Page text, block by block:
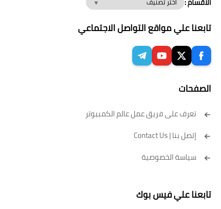
تابعنا علي مواقع التواصل الاجتماعي
الصفحات
تعرف على فريق عمل عالم الكمبيوتر
إتصل بنا | Contact Us
سياسة الخصوصية
تابعنا علي فيس بوك